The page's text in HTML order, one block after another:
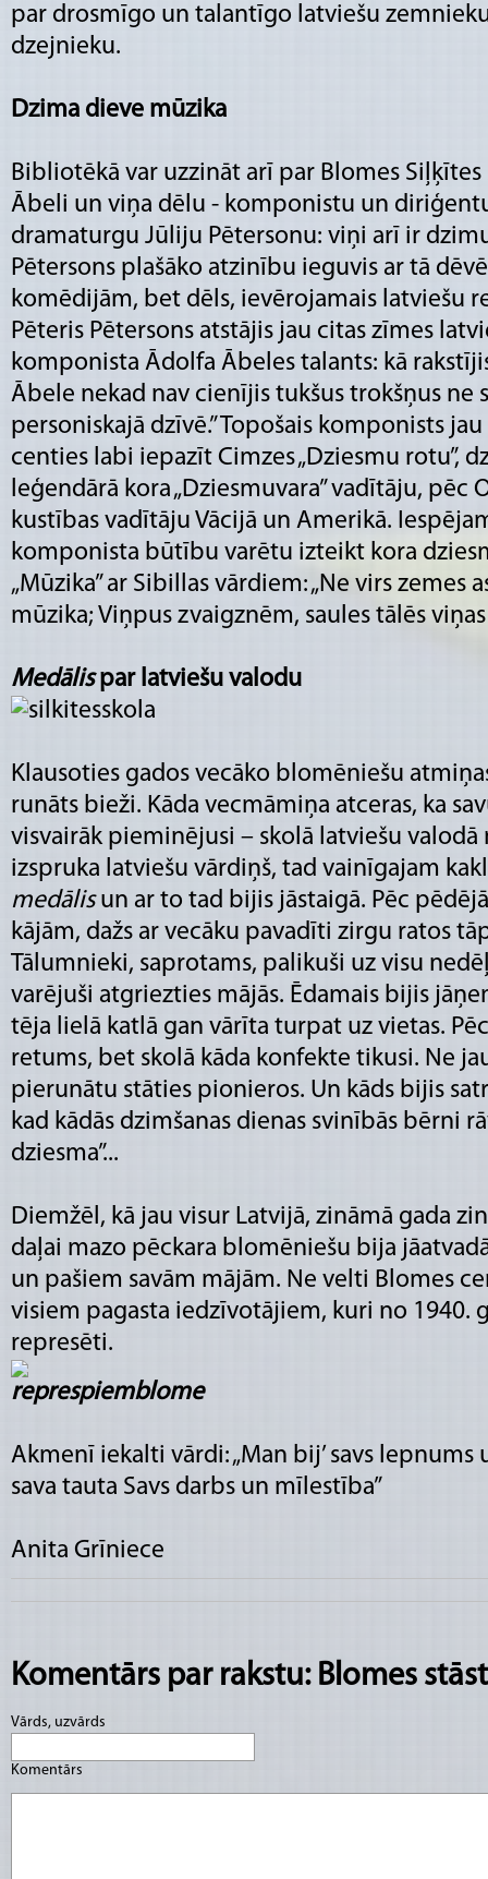
par drosmīgo un talantīgo latviešu
dzejnieku.
Dzima dieve mūzika
Bibliotēkā var uzzināt arī par Blomes
Ābeli un viņa dēlu - komponistu un
dramaturgu Jūliju Pētersonu: viņi arī ir
Pētersons plašāko atzinību ieguvis ar tā
komēdijām, bet dēls, ievērojamais latviešu
Pēteris Pētersons atstājis jau citas zīmes
komponista Ādolfa Ābeles talants: kā
Ābele nekad nav cienījis tukšus trokšņus ne
personiskajā dzīvē.” Topošais komponists
centies labi iepazīt Cimzes „Dziesmu rotu”,
leģendārā kora „Dziesmuvara” vadītāju, pēc
kustības vadītāju Vācijā un Amerikā.
komponista būtību varētu izteikt kora
„Mūzika” ar Sibillas vārdiem: „Ne virs zemes
mūzika; Viņpus zvaigznēm, saules tālēs viņas
Medālispar latviešu valodu
Klausoties gados vecāko blomēniešu
runāts bieži. Kāda vecmāmiņa atceras, ka
visvairāk pieminējusi – skolā latviešu valodā
izspruka latviešu vārdiņš, tad vainīgajam
medālisun ar to tad bijis jāstaigā. Pēc
kājām, dažs ar vecāku pavadīti zirgu ratos
Tālumnieki, saprotams, palikuši uz visu
varējuši atgriezties mājās. Ēdamais bijis
tēja lielā katlā gan vārīta turpat uz vietas.
retums, bet skolā kāda konfekte tikusi. Ne
pierunātu stāties pionieros. Un kāds bijis
kad kādās dzimšanas dienas svinībās bērni
dziesma”...
Diemžēl, kā jau visur Latvijā, zināmā gada
daļai mazo pēckara blomēniešu bija
un pašiem savām mājām. Ne velti Blomes
visiem pagasta iedzīvotājiem, kuri no 1940.
represēti.
Akmenī iekalti vārdi: „Man bij’ savs
sava tauta Savs darbs un mīlestība”
Anita Grīniece
Komentārs par rakstu: Blomes
Vārds, uzvārds
Komentārs